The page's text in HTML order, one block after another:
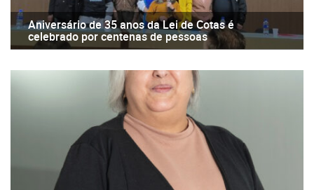
Aniversário de 35 anos da Lei de Cotas é
celebrado por centenas de pessoas